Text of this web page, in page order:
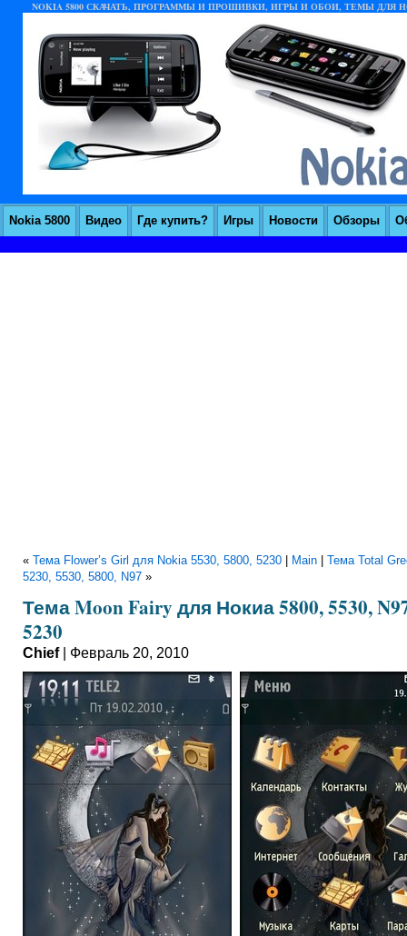
NOKIA 5800 СКАЧАТЬ, ПРОГРАММЫ И ПРОШИВКИ, ИГРЫ И ОБОИ, ТЕМЫ ДЛЯ
Nokia 5800 Видео Где купить? Игры Новости Обзоры
« Тема Flower’s Girl для Nokia 5530, 5800, 5230 Main
Тема Total
5230, 5530, 5800, N97 »
Тема Moon Fairy для Нокиа 5800, 5530,
5230
Chief| Февраль 20, 2010